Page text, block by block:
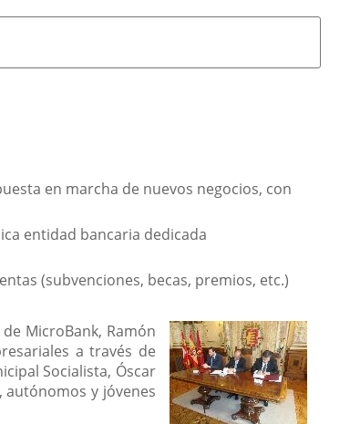
en marcha de nuevos negocios, con
entidad bancaria dedicada
(subvenciones, becas, premios, etc.)
MicroBank, Ramón
a través de
Socialista, Óscar
autónomos y jóvenes